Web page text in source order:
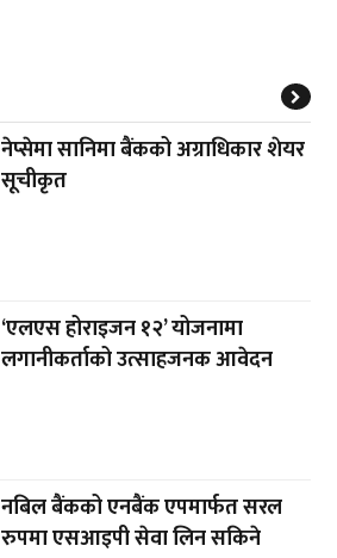
नेप्सेमा सानिमा बैंकको अग्राधिकार शेयर
सूचीकृत
‘एलएस होराइजन १२’ योजनामा
लगानीकर्ताको उत्साहजनक आवेदन
नबिल बैंकको एनबैंक एपमार्फत सरल
रुपमा एसआइपी सेवा लिन सकिने